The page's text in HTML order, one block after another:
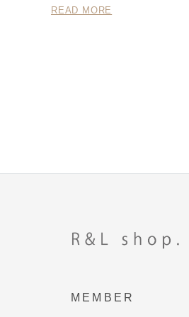
READ MORE
MEMBER